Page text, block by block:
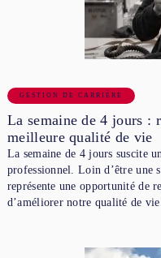
GESTION DE CARRIÈRE
La semaine de 4 jours :
meilleure qualité de vie
La semaine de 4 jours suscite
professionnel. Loin d’être une
représente une opportunité de
d’améliorer notre qualité de